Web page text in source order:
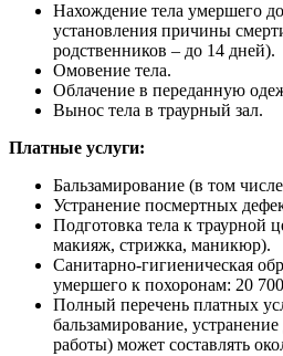
Нахождение тела умершего
установления причины
родственников – до 14 дней).
Омовение тела.
Облачение в переданную
Вынос тела в траурный зал.
Платные услуги:
Бальзамирование (в том
Устранение посмертных
Подготовка тела к траурной
макияж, стрижка, маникюр).
Санитарно-гигиеническая
умершего к похоронам: 20
Полный перечень платных
бальзамирование,
работы) может составлять